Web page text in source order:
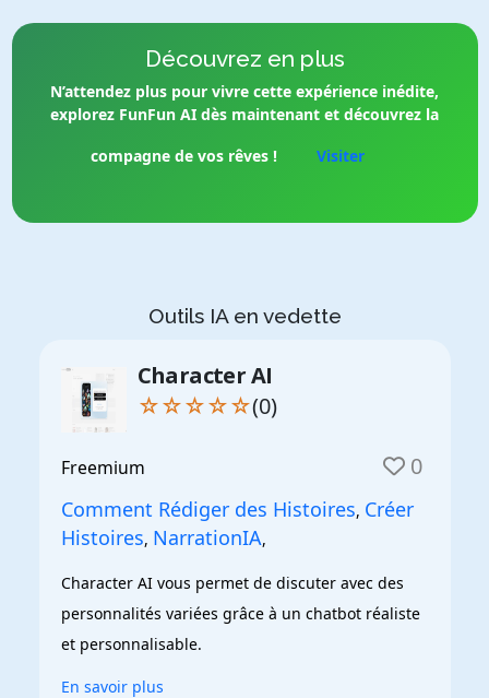
Découvrez en plus
N’attendez plus pour vivre cette expérience inédite,
explorez FunFun AI dès maintenant et découvrez la
compagne de vos rêves !
Visiter
Outils IA en vedette
Character AI
☆☆☆☆☆(0)
Freemium 0
Comment Rédiger des Histoires, Créer
Histoires, NarrationIA,
Character AI vous permet de discuter avec des
personnalités variées grâce à un chatbot réaliste
et personnalisable.
En savoir plus